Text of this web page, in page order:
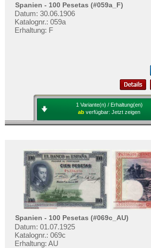
Spanien - 100 Pesetas (#059a_F)
Datum: 30.06.1906
Katalognr.: 059a
Erhaltung: F
1 Variante(n) / Erhaltung(en)
ab verfügbar: Jetzt zeigen
Spanien - 100 Pesetas (#069c_AU)
Datum: 01.07.1925
Katalognr.: 069c
Erhaltung: AU